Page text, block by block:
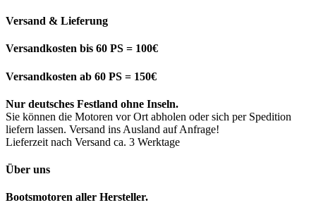
Versand & Lieferung
Versandkosten bis 60 PS = 100€
Versandkosten ab 60 PS = 150€
Nur deutsches Festland ohne Inseln.
Sie können die Motoren vor Ort abholen oder sich per Spedition
liefern lassen. Versand ins Ausland auf Anfrage!
Lieferzeit nach Versand ca. 3 Werktage
Über uns
Bootsmotoren aller Hersteller.